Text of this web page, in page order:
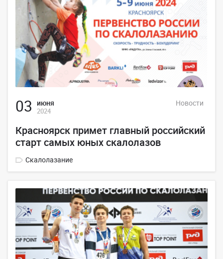
03 июня
2024
Новости
Красноярск примет главный российский
старт самых юных скалолазов
Скалолазание